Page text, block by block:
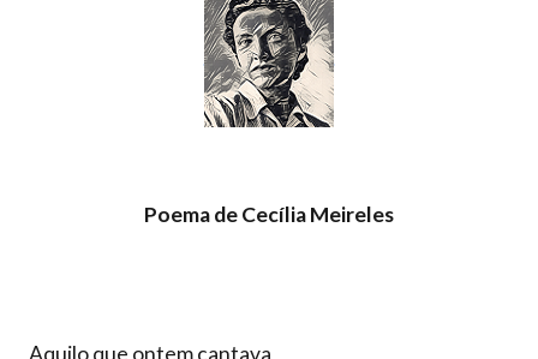
Poema de Cecília Meireles
Aquilo que ontem cantava